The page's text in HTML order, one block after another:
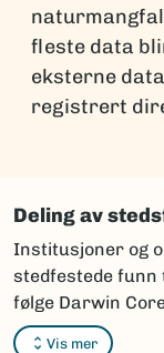
fleste data
eksterne
registrert
Deling av
Vis mer
Institusjoner og
stedfestede funn
følge Darwin
kan integreres